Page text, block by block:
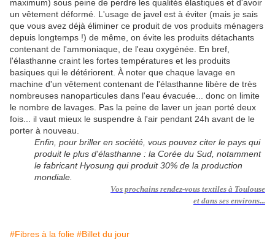
maximum) sous peine de perdre les qualités élastiques et d'avoir
un vêtement déformé. L'usage de javel est à éviter (mais je sais
que vous avez déjà éliminer ce produit de vos produits ménagers
depuis longtemps !) de même, on évite les produits détachants
contenant de l'ammoniaque, de l'eau oxygénée. En bref,
l'élasthanne craint les fortes températures et les produits
basiques qui le détériorent. À noter que chaque lavage en
machine d'un vêtement contenant de l'élasthanne libère de très
nombreuses nanoparticules dans l'eau évacuée... donc on limite
le nombre de lavages. Pas la peine de laver un jean porté deux
fois... il vaut mieux le suspendre à l'air pendant 24h avant de le
porter à nouveau.
Enfin, pour briller en société, vous pouvez citer le pays qui
produit le plus d'élasthanne : la Corée du Sud, notamment
le fabricant Hyosung qui produit 30% de la production
mondiale.
Vos prochains rendez-vous textiles à Toulouse
et dans ses environs...
#Fibres à la folie #Billet du jour